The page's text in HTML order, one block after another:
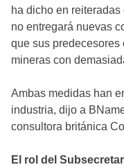
ha dicho en
no entregará nuevas
que sus predecesores
mineras con
Ambas medidas han
industria, dijo a
consultora británica
El rol del